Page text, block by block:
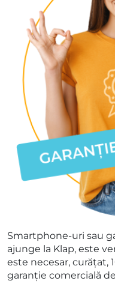
Smartphone-uri sau
ajunge la Klap, este
este necesar, curățat,
garanție comercială